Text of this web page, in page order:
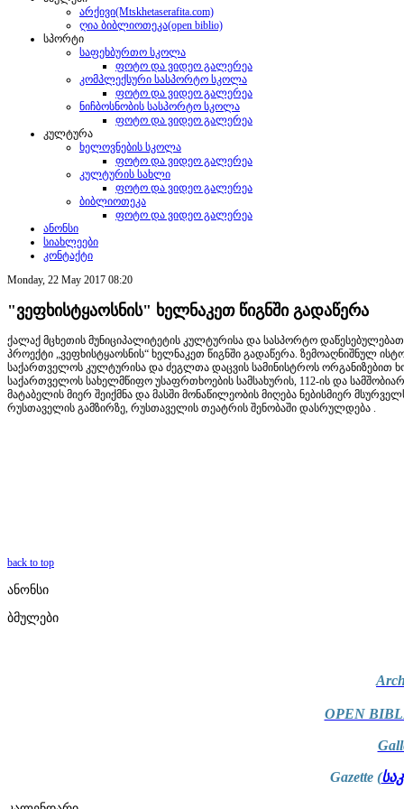
არქივი(Mtskhetaserafita.com)
ღია ბიბლიოთეკა(open biblio)
სპორტი
საფეხბურთო სკოლა
ფოტო და ვიდეო გალერეა
კომპლექსური სასპორტო სკოლა
ფოტო და ვიდეო გალერეა
ნიჩბოსნობის სასპორტო სკოლა
ფოტო და ვიდეო გალერეა
კულტურა
ხელოვნების სკოლა
ფოტო და ვიდეო გალერეა
კულტურის სახლი
ფოტო და ვიდეო გალერეა
ბიბლიოთეკა
ფოტო და ვიდეო გალერეა
ანონსი
სიახლეები
კონტაქტი
Monday, 22 May 2017 08:20
"ვეფხისტყაოსნის" ხელნაკეთ წიგნში გადაწერა
ქალაქ მცხეთის მუნიციპალიტეტის კულტურისა და სასპორტო
პროექტი „ვეფხისტყაოსნის“ ხელნაკეთ წიგნში გადაწერა. ზემოაღნიშნულ
საქართველოს კულტურისა და ძეგლთა დაცვის სამინისტროს ორგანიზებით
საქართველოს სახელმწიფო უსაფრთხოების სამსახურის, 112-ის და
მატაბელის მიერ შეიქმნა და მასში მონაწილეობის მიღება ნებისმიერ
რუსთაველის გამზირზე, რუსთაველის თეატრის შენობაში დასრულდება .
back to top
ანონსი
ბმულები
OPEN
Gazette (